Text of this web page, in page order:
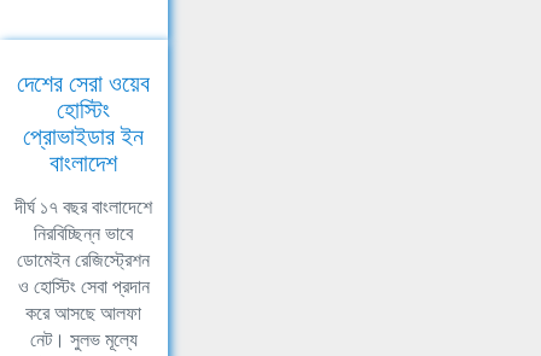
দেশের সেরা ওয়েব
হোস্টিং
প্রোভাইডার ইন
বাংলাদেশ
দীর্ঘ ১৭ বছর বাংলাদেশে
নিরবিচ্ছিন্ন ভাবে
ডোমেইন রেজিস্ট্রেশন
ও হোস্টিং সেবা প্রদান
করে আসছে আলফা
নেট। সুলভ মূল্যে